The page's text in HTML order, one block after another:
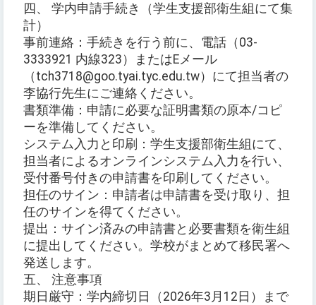
四、 学内申請手続き（学生支援部衛生組にて集
計）
事前連絡：手続きを行う前に、電話（03-
3333921 内線323）またはEメール
（tch3718@goo.tyai.tyc.edu.tw）にて担当者の
李協行先生にご連絡ください。
書類準備：申請に必要な証明書類の原本/コピ
ーを準備してください。
システム入力と印刷：学生支援部衛生組にて、
担当者によるオンラインシステム入力を行い、
受付番号付きの申請書を印刷してください。
担任のサイン：申請者は申請書を受け取り、担
任のサインを得てください。
提出：サイン済みの申請書と必要書類を衛生組
に提出してください。学校がまとめて移民署へ
発送します。
五、 注意事項
期日厳守：学内締切日（2026年3月12日）まで